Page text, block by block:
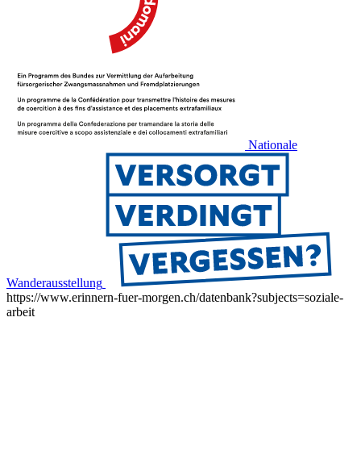
Nationale
Wanderausstellung
https://www.erinnern-fuer-morgen.ch/datenbank?subjects=soziale-
arbeit